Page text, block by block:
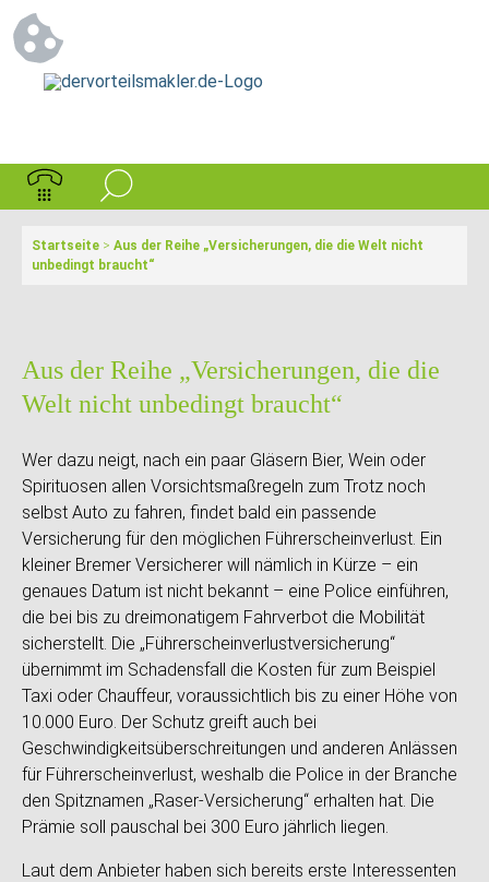
Startseite > Aus der Reihe „Versicherungen, die die Welt nicht
unbedingt braucht“
Aus der Reihe „Versicherungen, die die
Welt nicht unbedingt braucht“
Wer dazu neigt, nach ein paar Gläsern Bier, Wein oder
Spirituosen allen Vorsichtsmaßregeln zum Trotz noch
selbst Auto zu fahren, findet bald ein passende
Versicherung für den möglichen Führerscheinverlust. Ein
kleiner Bremer Versicherer will nämlich in Kürze – ein
genaues Datum ist nicht bekannt – eine Police einführen,
die bei bis zu dreimonatigem Fahrverbot die Mobilität
sicherstellt. Die „Führerscheinverlustversicherung“
übernimmt im Schadensfall die Kosten für zum Beispiel
Taxi oder Chauffeur, voraussichtlich bis zu einer Höhe von
10.000 Euro. Der Schutz greift auch bei
Geschwindigkeitsüberschreitungen und anderen Anlässen
für Führerscheinverlust, weshalb die Police in der Branche
den Spitznamen „Raser-Versicherung“ erhalten hat. Die
Prämie soll pauschal bei 300 Euro jährlich liegen.
Laut dem Anbieter haben sich bereits erste Interessenten